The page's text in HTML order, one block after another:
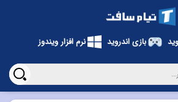
بازی اندروید نرم افزار ویندوز